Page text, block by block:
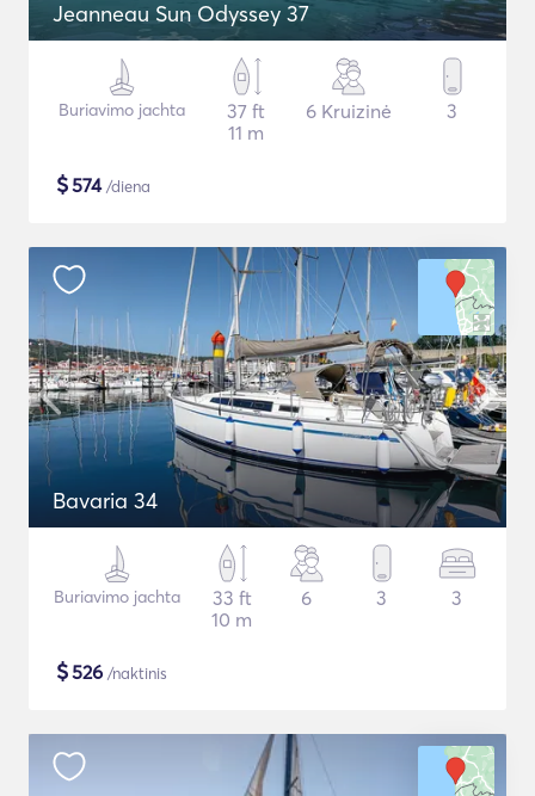
Jeanneau Sun Odyssey 37
Buriavimo jachta
37 ft
11 m
6 Kruizinė 3
$574/diena
Bavaria 34
Buriavimo jachta
33 ft
10 m
6 3 3
$526 /naktinis